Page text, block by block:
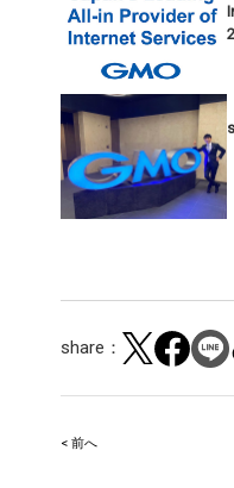
share：
Post
< 前へ